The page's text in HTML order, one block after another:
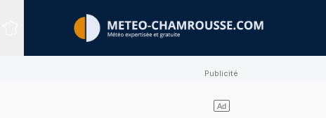
Sites expertisés